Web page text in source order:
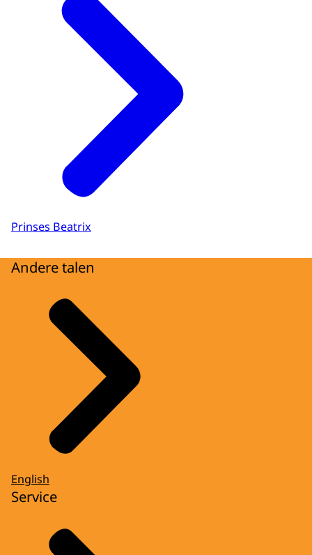
Prinses Beatrix
Andere talen
English
Service